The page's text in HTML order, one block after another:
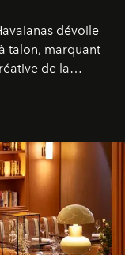
dévoile
talon, marquant
de la